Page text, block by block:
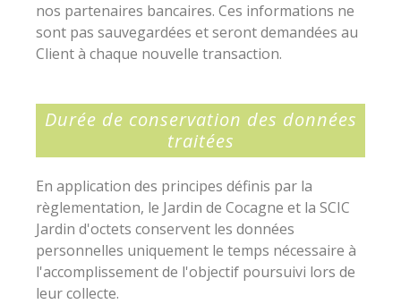
nos partenaires bancaires. Ces informations ne
sont pas sauvegardées et seront demandées au
Client à chaque nouvelle transaction.
Durée de conservation des données
traitées
En application des principes définis par la
règlementation, le Jardin de Cocagne et la SCIC
Jardin d'octets conservent les données
personnelles uniquement le temps nécessaire à
l'accomplissement de l'objectif poursuivi lors de
leur collecte.